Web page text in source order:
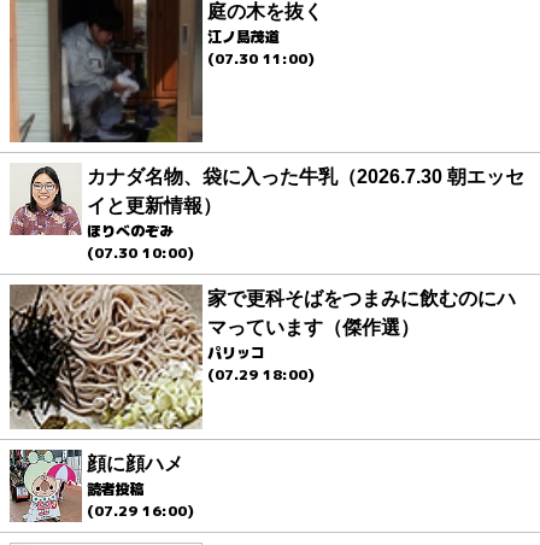
庭の木を抜く
江ノ島茂道
(07.30 11:00)
カナダ名物、袋に入った牛乳（2026.7.30 朝エッセ
イと更新情報）
ほりべのぞみ
(07.30 10:00)
家で更科そばをつまみに飲むのにハ
マっています（傑作選）
パリッコ
(07.29 18:00)
顔に顔ハメ
読者投稿
(07.29 16:00)